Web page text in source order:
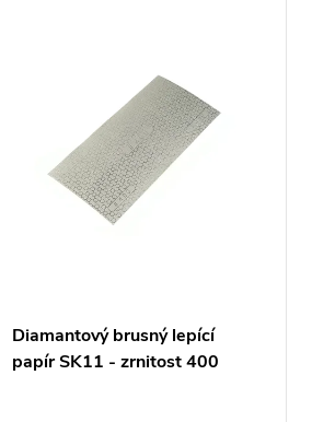
Diamantový brusný lepící
papír SK11 - zrnitost 400